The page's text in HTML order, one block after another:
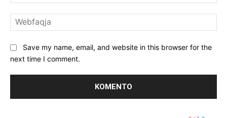
Save my name, email, and website in this browser for the
next time I comment.